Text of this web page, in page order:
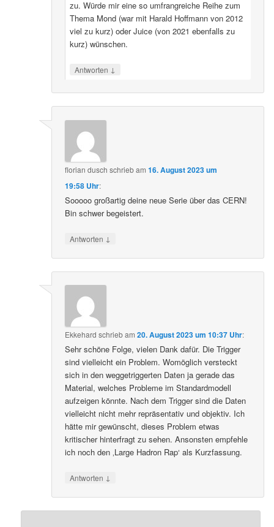
zu. Würde mir eine so umfrangreiche Reihe zum
Thema Mond (war mit Harald Hoffmann von 2012
viel zu kurz) oder Juice (von 2021 ebenfalls zu
kurz) wünschen.
Antworten ↓
florian dusch schriebam16. August 2023 um
19:58 Uhr:
Sooooo großartig deine neue Serie über das CERN!
Bin schwer begeistert.
Antworten ↓
Ekkehard schriebam20. August 2023 um 10:37 Uhr:
Sehr schöne Folge, vielen Dank dafür. Die Trigger
sind vielleicht ein Problem. Womöglich versteckt
sich in den weggetriggerten Daten ja gerade das
Material, welches Probleme im Standardmodell
aufzeigen könnte. Nach dem Trigger sind die Daten
vielleicht nicht mehr repräsentativ und objektiv. Ich
hätte mir gewünscht, dieses Problem etwas
kritischer hinterfragt zu sehen. Ansonsten empfehle
ich noch den ‚Large Hadron Rap‘ als Kurzfassung.
Antworten ↓